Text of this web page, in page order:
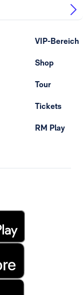
VIP-Bereich
Shop
Tour
Tickets
RM Play